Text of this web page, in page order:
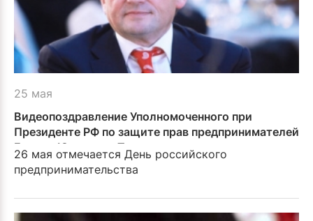
25 мая
Видеопоздравление Уполномоченного при
Президенте РФ по защите прав предпринимателей
Бориса Юрьевича Титова
26 мая отмечается День российского
предпринимательства